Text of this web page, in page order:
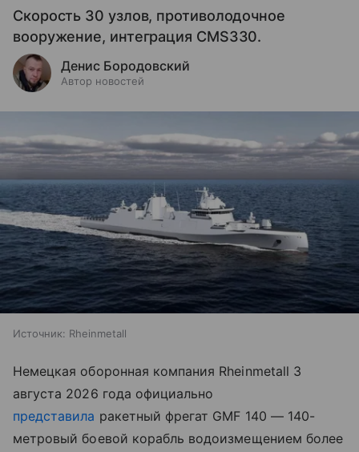
Скорость 30 узлов, противолодочное
вооружение, интеграция CMS330.
Денис Бородовский
Автор новостей
Источник: Rheinmetall
Немецкая оборонная компания Rheinmetall 3
августа 2026 года официально
представила ракетный фрегат GMF 140 — 140-
метровый боевой корабль водоизмещением более